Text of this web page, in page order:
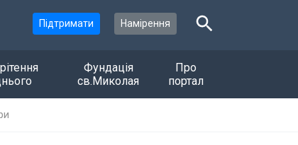
Підтримати Намірення
Фундація
св.Миколая
Про
портал